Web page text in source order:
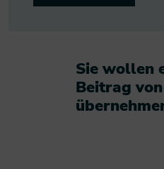
Sie wollen
Beitrag